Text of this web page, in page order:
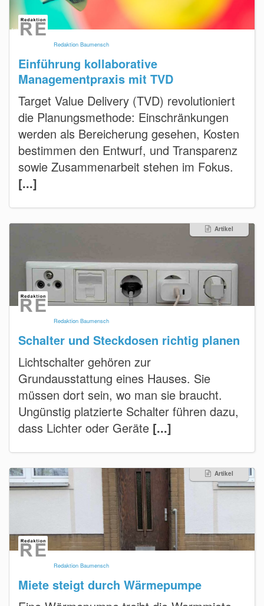
Redaktion Baumensch
Einführung kollaborative
Managementpraxis mit TVD
Target Value Delivery (TVD) revolutioniert
die Planungsmethode: Einschränkungen
werden als Bereicherung gesehen, Kosten
bestimmen den Entwurf, und Transparenz
sowie Zusammenarbeit stehen im Fokus.
[...]
Artikel
Redaktion Baumensch
Schalter und Steckdosen richtig planen
Lichtschalter gehören zur
Grundausstattung eines Hauses. Sie
müssen dort sein, wo man sie braucht.
Ungünstig platzierte Schalter führen dazu,
dass Lichter oder Geräte [...]
Artikel
Redaktion Baumensch
Miete steigt durch Wärmepumpe